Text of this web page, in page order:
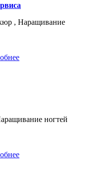
, Наращивание
ногтей